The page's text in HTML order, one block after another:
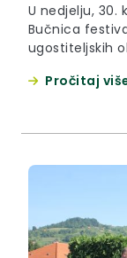
U nedjelju, 30.
Bučnica
ugostiteljskih
pripremio je
Pročitaj